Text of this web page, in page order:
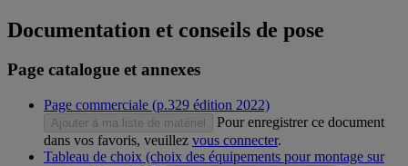
Documentation et conseils de pose
Page catalogue et annexes
Page commerciale (p.329 édition 2022)
Ajouter à ma liste de matériel
Pour enregistrer ce document
dans vos favoris, veuillez vous connecter.
Tableau de choix (choix des équipements pour montage sur